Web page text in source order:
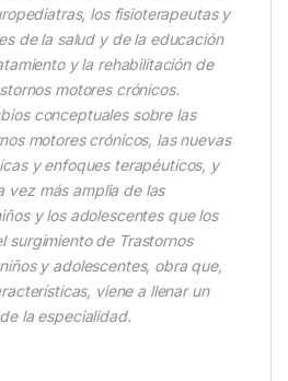
los fisioterapeutas y
de la salud y de la educación
y la rehabilitación de
motores crónicos.
conceptuales sobre las
motores crónicos, las nuevas
y enfoques terapéuticos, y
vez más amplia de las
y los adolescentes que los
surgimiento de Trastornos
y adolescentes, obra que,
viene a llenar un
la especialidad.